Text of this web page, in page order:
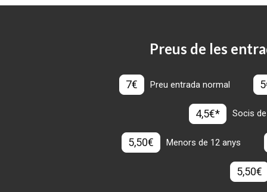
Preus de les
7€ Preu entrada normal
4,5€* Socis
5,50€ Menors de 12 anys
5,50€